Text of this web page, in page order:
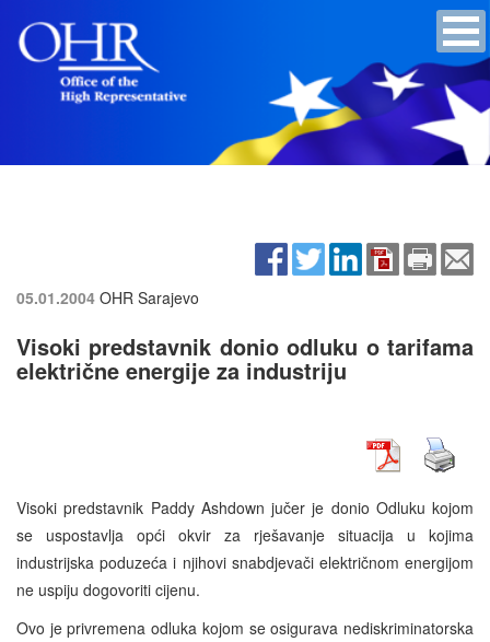
05.01.2004 OHR Sarajevo
Visoki predstavnik donio odluku o tarifama
električne energije za industriju
Visoki predstavnik Paddy Ashdown jučer je donio Odluku kojom
se uspostavlja opći okvir za rješavanje situacija u kojima
industrijska poduzeća i njihovi snabdjevači električnom energijom
ne uspiju dogovoriti cijenu.
Ovo je privremena odluka kojom se osigurava nediskriminatorska